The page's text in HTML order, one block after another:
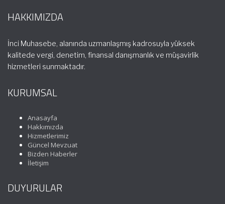
HAKKIMIZDA
İnci Muhasebe, alanında uzmanlaşmış kadrosuyla yüksek
kalitede vergi, denetim, finansal danışmanlık ve müşavirlik
hizmetleri sunmaktadır.
KURUMSAL
Anasayfa
Hakkımızda
Hizmetlerimiz
Güncel Mevzuat
Bizden Haberler
İletişim
DUYURULAR